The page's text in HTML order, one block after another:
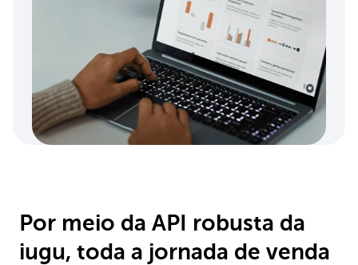
Por meio da API robusta da
iugu, toda a jornada de venda